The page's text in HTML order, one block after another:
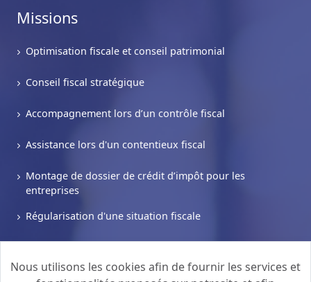
Nous utilisons les cookies afin de fournir les services et
Missions
Optimisation fiscale et conseil patrimonial
Conseil fiscal stratégique
Accompagnement lors d’un contrôle fiscal
Assistance lors d'un contentieux fiscal
Montage de dossier de crédit d’impôt pour les
entreprises
Régularisation d'une situation fiscale
Transaction fiscale et procédure gracieuse